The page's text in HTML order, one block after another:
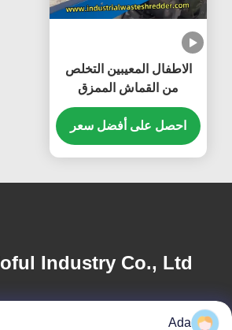
الاطفال المعيبين التخلص
من القماش الممزق
المنظف الصحي كسر مع
القطع الدوار للشفرات
الفعالة
احصل على أفضل سعر
Industry Co., Ltd
Ada